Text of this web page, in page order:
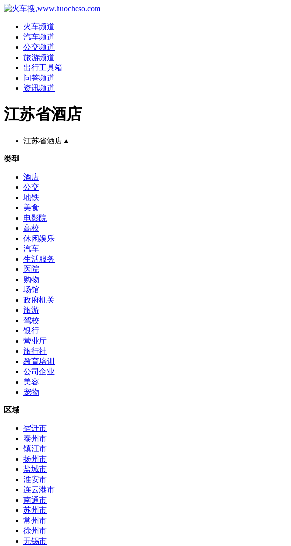
火车频道
汽车频道
公交频道
旅游频道
出行工具箱
问答频道
资讯频道
江苏省酒店
江苏省酒店 ▲
类型
酒店
公交
地铁
美食
电影院
高校
休闲娱乐
汽车
生活服务
医院
购物
场馆
政府机关
旅游
驾校
银行
营业厅
旅行社
教育培训
公司企业
美容
宠物
区域
宿迁市
泰州市
镇江市
扬州市
盐城市
淮安市
连云港市
南通市
苏州市
常州市
徐州市
无锡市